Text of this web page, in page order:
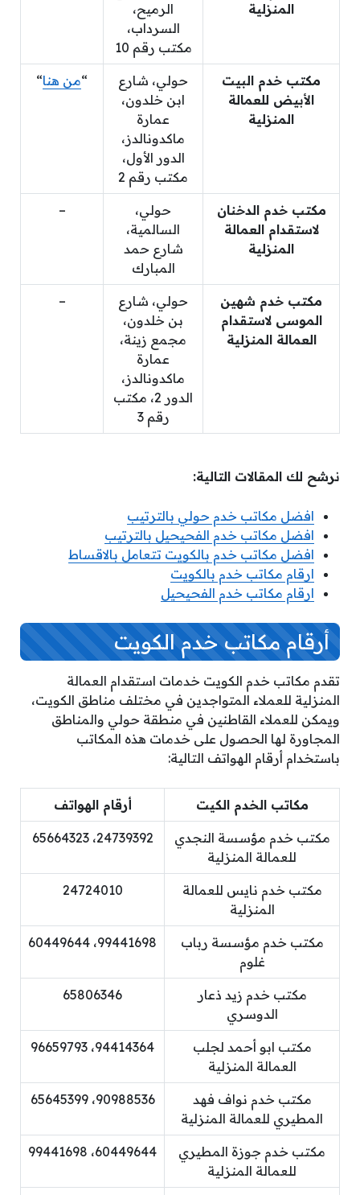
المنزلية
الرميح،
السرداب،
مكتب رقم 10
مكتب خدم البيت
الأبيض للعمالة
المنزلية
حولي، شارع
ابن خلدون،
عمارة
ماكدونالدز،
الدور الأول،
مكتب رقم 2
“من هنا“
مكتب خدم الدخنان
لاستقدام العمالة
المنزلية
حولي،
السالمية،
شارع حمد
المبارك
–
مكتب خدم شهين
الموسى لاستقدام
العمالة المنزلية
حولي، شارع
بن خلدون،
مجمع زينة،
عمارة
ماكدونالدز،
الدور 2، مكتب
رقم 3
–
نرشح لك المقالات التالية:
افضل مكاتب خدم حولي بالترتيب
افضل مكاتب خدم الفحيحيل بالترتيب
افضل مكاتب خدم بالكويت تتعامل بالاقساط
ارقام مكاتب خدم بالكويت
ارقام مكاتب خدم الفحيحيل
أرقام مكاتب خدم الكويت
تقدم مكاتب خدم الكويت خدمات استقدام العمالة
المنزلية للعملاء المتواجدين في مختلف مناطق الكويت،
ويمكن للعملاء القاطنين في منطقة حولي والمناطق
المجاورة لها الحصول على خدمات هذه المكاتب
باستخدام أرقام الهواتف التالية:
مكاتب الخدم الكيت أرقام الهواتف
مكتب خدم مؤسسة النجدي
للعمالة المنزلية
24739392، 65664323
مكتب خدم نايس للعمالة
المنزلية
24724010
مكتب خدم مؤسسة رباب
غلوم
99441698، 60449644
مكتب خدم زيد ذعار
الدوسري
65806346
مكتب ابو أحمد لجلب
العمالة المنزلية
94414364، 96659793
مكتب خدم نواف فهد
المطيري للعمالة المنزلية
90988536، 65645399
مكتب خدم جوزة المطيري
للعمالة المنزلية
60449644، 99441698